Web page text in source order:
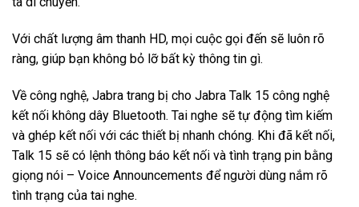
Với chất lượng âm thanh HD, mọi cuộc gọi đến sẽ luôn rõ
ràng, giúp bạn không bỏ lỡ bất kỳ thông tin gì.
Về công nghệ, Jabra trang bị cho Jabra Talk 15 công nghệ
kết nối không dây Bluetooth. Tai nghe sẽ tự động tìm kiếm
và ghép kết nối với các thiết bị nhanh chóng. Khi đã kết nối,
Talk 15 sẽ có lệnh thông báo kết nối và tình trạng pin bằng
giọng nói – Voice Announcements để người dùng nắm rõ
tình trạng của tai nghe.